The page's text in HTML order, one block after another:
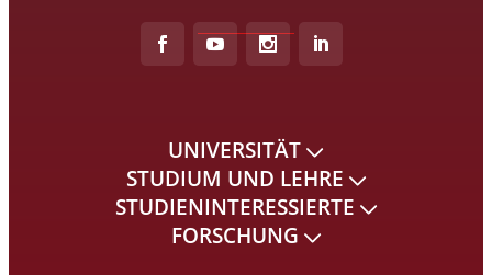
UNIVERSITÄT
STUDIUM UND LEHRE
STUDIENINTERESSIERTE
FORSCHUNG